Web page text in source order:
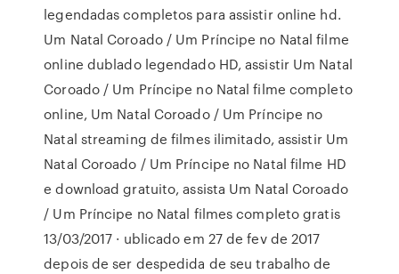
legendadas completos para assistir online hd.
Um Natal Coroado / Um Príncipe no Natal filme
online dublado legendado HD, assistir Um Natal
Coroado / Um Príncipe no Natal filme completo
online, Um Natal Coroado / Um Príncipe no
Natal streaming de filmes ilimitado, assistir Um
Natal Coroado / Um Príncipe no Natal filme HD
e download gratuito, assista Um Natal Coroado
/ Um Príncipe no Natal filmes completo gratis
13/03/2017 · ublicado em 27 de fev de 2017
depois de ser despedida de seu trabalho de